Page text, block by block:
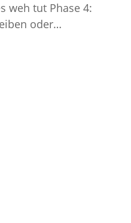
weh tut Phase 4:
oder…